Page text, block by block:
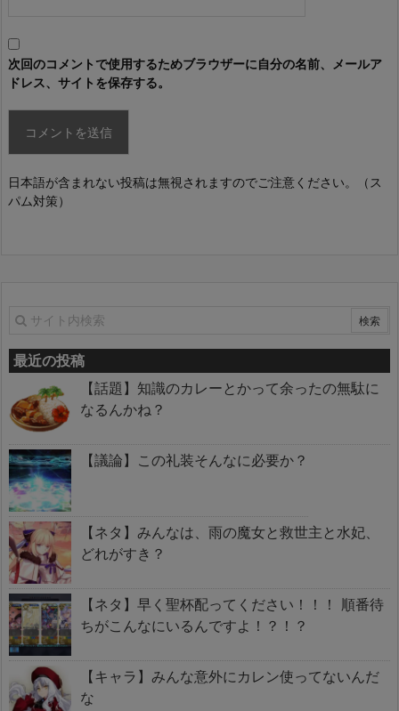
次回のコメントで使用するためブラウザーに自分の名前、メールア
ドレス、サイトを保存する。
日本語が含まれない投稿は無視されますのでご注意ください。（ス
パム対策）
最近の投稿
【話題】知識のカレーとかって余ったの無駄に
なるんかね？
【議論】この礼装そんなに必要か？
【ネタ】みんなは、雨の魔女と救世主と水妃、
どれがすき？
【ネタ】早く聖杯配ってください！！！ 順番待
ちがこんなにいるんですよ！？！？
【キャラ】みんな意外にカレン使ってないんだ
な